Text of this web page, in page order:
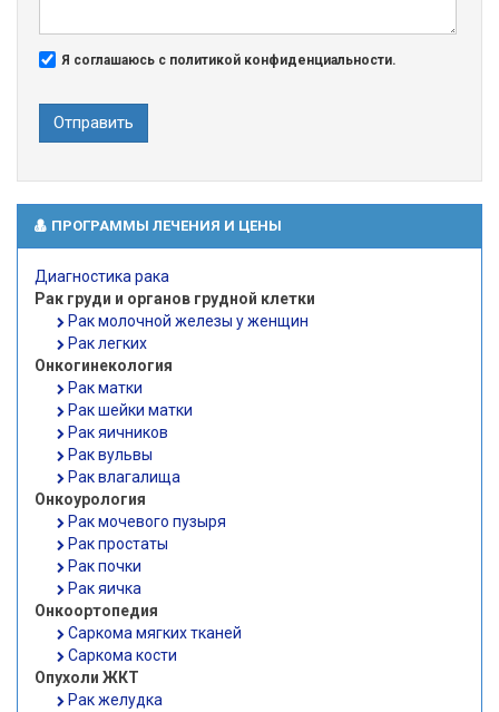
Я соглашаюсь с политикой конфиденциальности.
Отправить
ПРОГРАММЫ ЛЕЧЕНИЯ И ЦЕНЫ
Диагностика рака
Рак груди и органов грудной клетки
Рак молочной железы у женщин
Рак легких
Онкогинекология
Рак матки
Рак шейки матки
Рак яичников
Рак вульвы
Рак влагалища
Онкоурология
Рак мочевого пузыря
Рак простаты
Рак почки
Рак яичка
Онкоортопедия
Саркома мягких тканей
Саркома кости
Опухоли ЖКТ
Рак желудка